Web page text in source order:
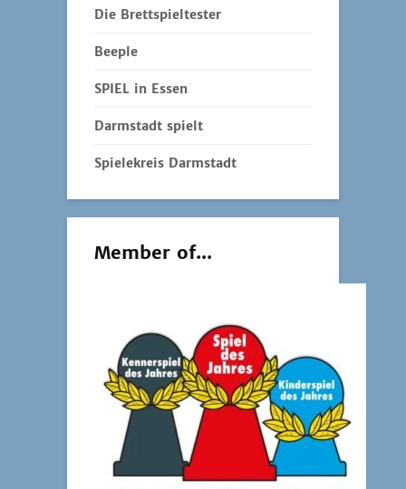
Die Brettspieltester
Beeple
SPIEL in Essen
Darmstadt spielt
Spielekreis Darmstadt
Member of...